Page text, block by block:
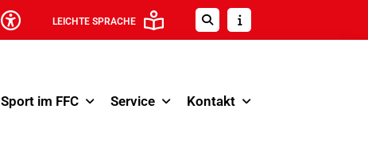
LEICHTE SPRACHE
Sport im FFC Service Kontakt